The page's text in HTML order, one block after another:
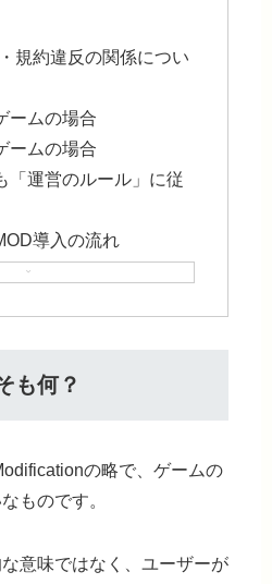
規約違反の関係につい
ームの場合
ームの場合
「運営のルール」に従
導入の流れ
も何？
の略で、ゲームの
ものです。
意味ではなく、 ユーザーが